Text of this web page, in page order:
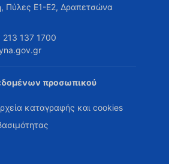
Πύλες Ε1-Ε2, Δραπετσώνα
213 137 1700
προσωπικού
καταγραφής και cookies